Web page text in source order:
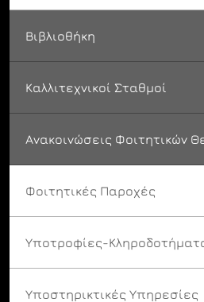
Βιβλιοθήκη
Καλλιτεχνικοί Σταθμοί
Ανακοινώσεις Φοιτητικών
Φοιτητικές Παροχές
Υποτροφίες-
Υποστηρικτικές Υπηρεσίες